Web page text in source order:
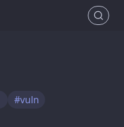
#vuln